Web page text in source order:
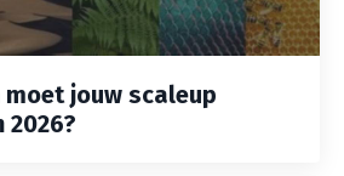
jouw scaleup
2026?